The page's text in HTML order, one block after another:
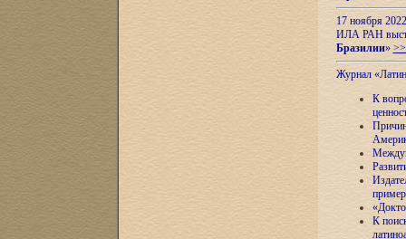
17 ноября
ИЛА РАН
Бразилии»
Журнал
К
К